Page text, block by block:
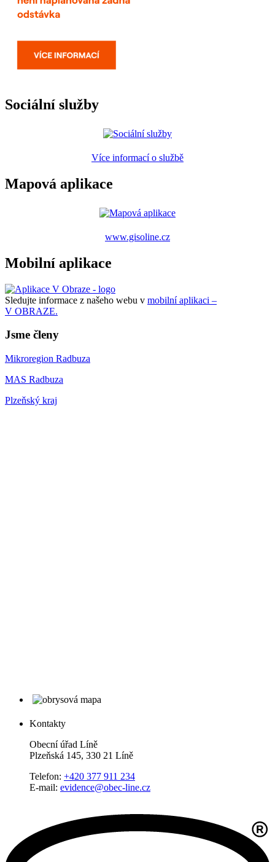
Sociální služby
Více informací o službě
Mapová aplikace
www.gisoline.cz
Mobilní aplikace
Sledujte informace z našeho webu v mobilní aplikaci –
V OBRAZE.
Jsme členy
Mikroregion Radbuza
MAS Radbuza
Plzeňský kraj
Kontakty
Obecní úřad Líně
Plzeňská 145, 330 21 Líně
Telefon: +420 377 911 234
E-mail: evidence@obec-line.cz